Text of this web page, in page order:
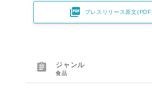
 プレスリリース原文
 ジャンル
食品